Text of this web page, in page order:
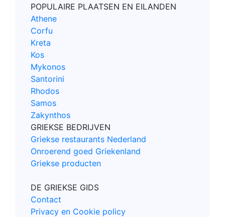
POPULAIRE PLAATSEN EN EILANDEN
Athene
Corfu
Kreta
Kos
Mykonos
Santorini
Rhodos
Samos
Zakynthos
GRIEKSE BEDRIJVEN
Griekse restaurants Nederland
Onroerend goed Griekenland
Griekse producten
DE GRIEKSE GIDS
Contact
Privacy en Cookie policy